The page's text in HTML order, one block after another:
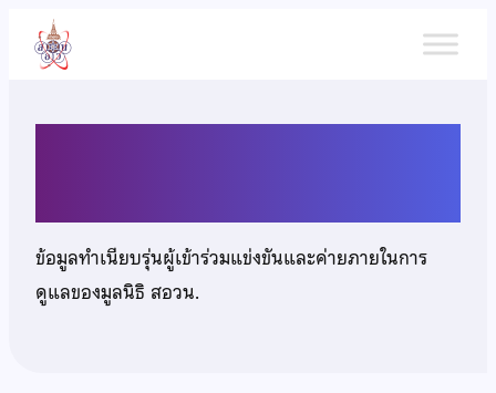
เนื้อหา
ข้อมูลทำเนียบรุ่นผู้เข้าร่วมแข่งขันและค่ายภายในการ
ดูแลของมูลนิธิ สอวน.